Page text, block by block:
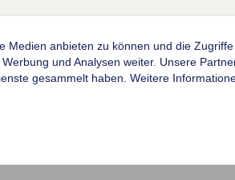
anbieten zu können und die
und Analysen weiter. Unsere
gesammelt haben. Weitere